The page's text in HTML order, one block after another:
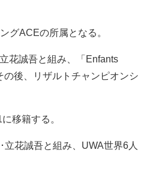
グACEの所属となる。
花誠吾と組み、「Enfants
の後、リザルトチャンピオンシ
移籍する。
花誠吾と組み、UWA世界6人